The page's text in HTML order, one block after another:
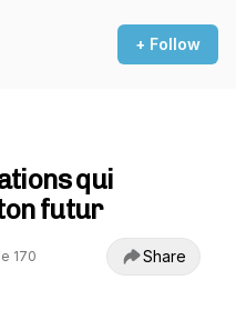
+ Follow
qui
futur
170 Share